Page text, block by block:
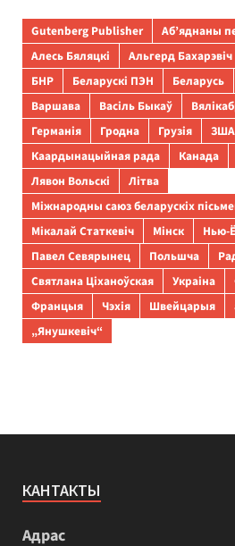
Gutenberg Publisher
Аб’яднаны
Алесь Бяляцкі
Альгерд Бахарэвіч
БНР
Беларускі ПЭН Беларусь
Варшава
Васіль Быкаў
Германія
Гродна Грузія
ЗША
Каардынацыйная рада
Канада
Лявон Вольскі
Літва
Міжнародны саюз беларускіх
Мікалай Статкевіч
Мінск Нью-
Павел Севярынец
Польшча
Святлана Ціханоўская
Украіна
Францыя
Чэхія Швейцарыя
„Янушкевіч“
КАНТАКТЫ
Адрас